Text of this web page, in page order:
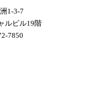
1-3-7
ルビル19階
7850